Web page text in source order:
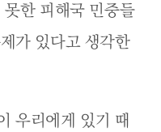
한 피해국 민중들
가 있다고 생각한
우리에게 있기 때